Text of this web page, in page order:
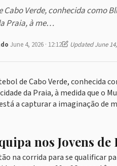
Cabo Verde, conhecida como
Praia, à me…
June 4, 2026 · 12:12 Updated June
de Cabo Verde, conhecida
da Praia, à medida que o
a capturar a imaginação de
nos Jovens de
na corrida para se qualificar